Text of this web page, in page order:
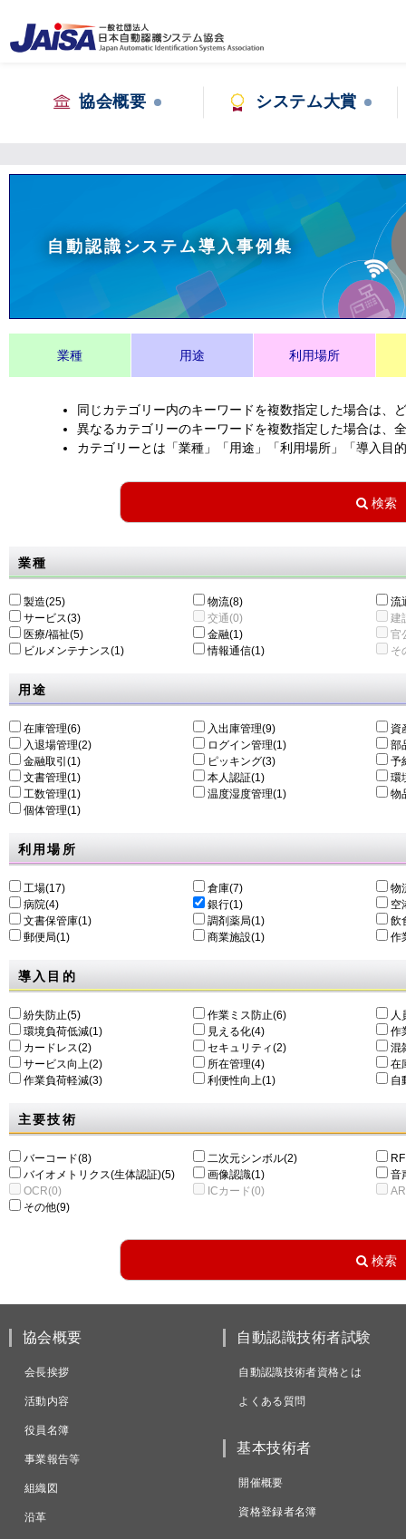
協会概要 システム大賞
自動認識システム導入事例集
業種 用途 利用場所
同じカテゴリー内のキーワードを複数指定した場合は、
異なるカテゴリーのキーワードを複数指定した場合は、
カテゴリーとは「業種」「用途」「利用場所」「導入目
業種
製造(25) 物流(8)
流
サービス(3)
交通(0)
建
医療/福祉(5)
金融(1)
官
ビルメンテナンス(1)
情報通信(1) そ
用途
在庫管理(6) 入出庫管理(9)
資
入退場管理(2)
ログイン管理(1)
部
金融取引(1)
ピッキング(3)
予
文書管理(1)
本人認証(1)
環
工数管理(1)
温度湿度管理(1)
物
個体管理(1)
利用場所
工場(17) 倉庫(7)
物
病院(4)
銀行(1)
空
文書保管庫(1)
調剤薬局(1)
飲
郵便局(1)
商業施設(1) 作
導入目的
紛失防止(5) 作業ミス防止(6)
人
環境負荷低減(1)
⾒える化(4)
作
カードレス(2)
セキュリティ(2)
混
サービス向上(2)
所在管理(4)
在
作業負荷軽減(3)
利便性向上(1) 自
主要技術
バーコード(8) 二次元シンボル(2)
バイオメトリクス(生体認証)(5)
画像認識(1)
音
OCR(0)
ICカード(0)
その他(9)
協会概要
会長挨拶
活動内容
役員名簿
事業報告等
組織図
沿革
自動認識技術者試験
自動認識技術者資格とは
よくある質問
基本技術者
開催概要
資格登録者名簿